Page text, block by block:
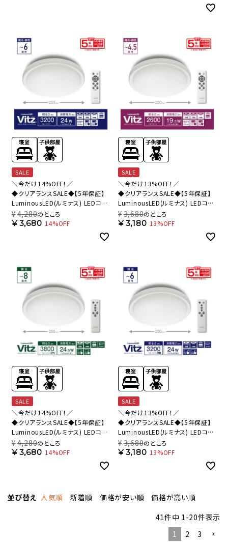
SALE
＼今だけ14%OFF！／
◆クリアランスSALE◆【5年保証】
LuminousLED(ルミナス) LEDコン
パクトシーリングライト Vitz(ヴィッ
ツ) ～6畳用 調光調色モデル
¥4,280のところ
¥3,680 14%OFF
SALE
＼今だけ13%OFF！／
◆クリアランスSALE◆【5年保証】
LuminousLED(ルミナス) LEDコン
パクトシーリングライト Vitz(ヴィッ
ツ) ～4.5畳用 調光調色モデル
¥3,680のところ
¥3,180 13%OFF
SALE
＼今だけ14%OFF！／
◆クリアランスSALE◆【5年保証】
LuminousLED(ルミナス) LEDコン
パクトシーリングライト Vitz(ヴィッ
ツ) ～8畳用 調光モデル VZ25-
¥4,280のところ
¥3,680 14%OFF
SALE
＼今だけ13%OFF！／
◆クリアランスSALE◆【5年保証】
LuminousLED(ルミナス) LEDコン
パクトシーリングライト Vitz(ヴィッ
ツ) ～6畳用 調光モデル VZ25-
¥3,680のところ
¥3,180 13%OFF
並び替え 人気順 新着順 価格が安い順
価格が高い順
41件中 1-20件表示
1
2 3